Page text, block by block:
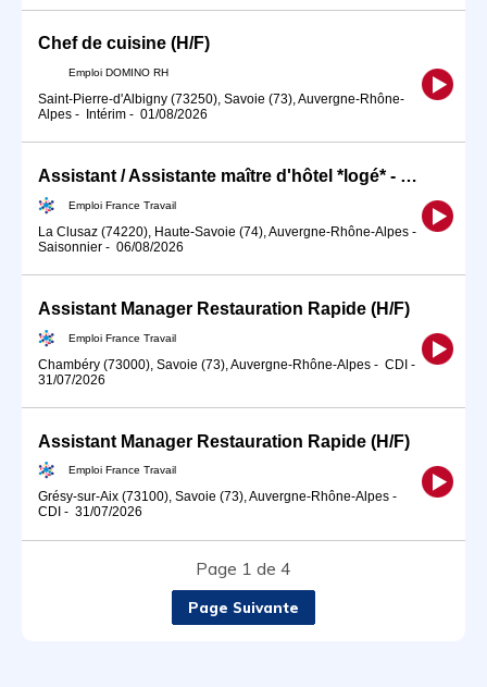
Chef de cuisine (H/F)
Emploi DOMINO RH
Saint-Pierre-d'Albigny (73250), Savoie (73), Auvergne-Rhône-
Alpes - Intérim - 01/08/2026
Assistant / Assistante maître d'hôtel *logé* - #JOBHIVER (H/F)
Emploi France Travail
La Clusaz (74220), Haute-Savoie (74), Auvergne-Rhône-Alpes -
Saisonnier - 06/08/2026
Assistant Manager Restauration Rapide (H/F)
Emploi France Travail
Chambéry (73000), Savoie (73), Auvergne-Rhône-Alpes - CDI -
31/07/2026
Assistant Manager Restauration Rapide (H/F)
Emploi France Travail
Grésy-sur-Aix (73100), Savoie (73), Auvergne-Rhône-Alpes -
CDI - 31/07/2026
Page 1 de 4
Page Suivante